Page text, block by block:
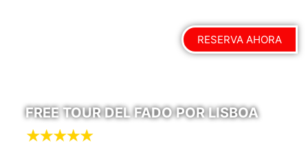
RESERVA AHORA
FREE TOUR DEL FADO POR LISBOA